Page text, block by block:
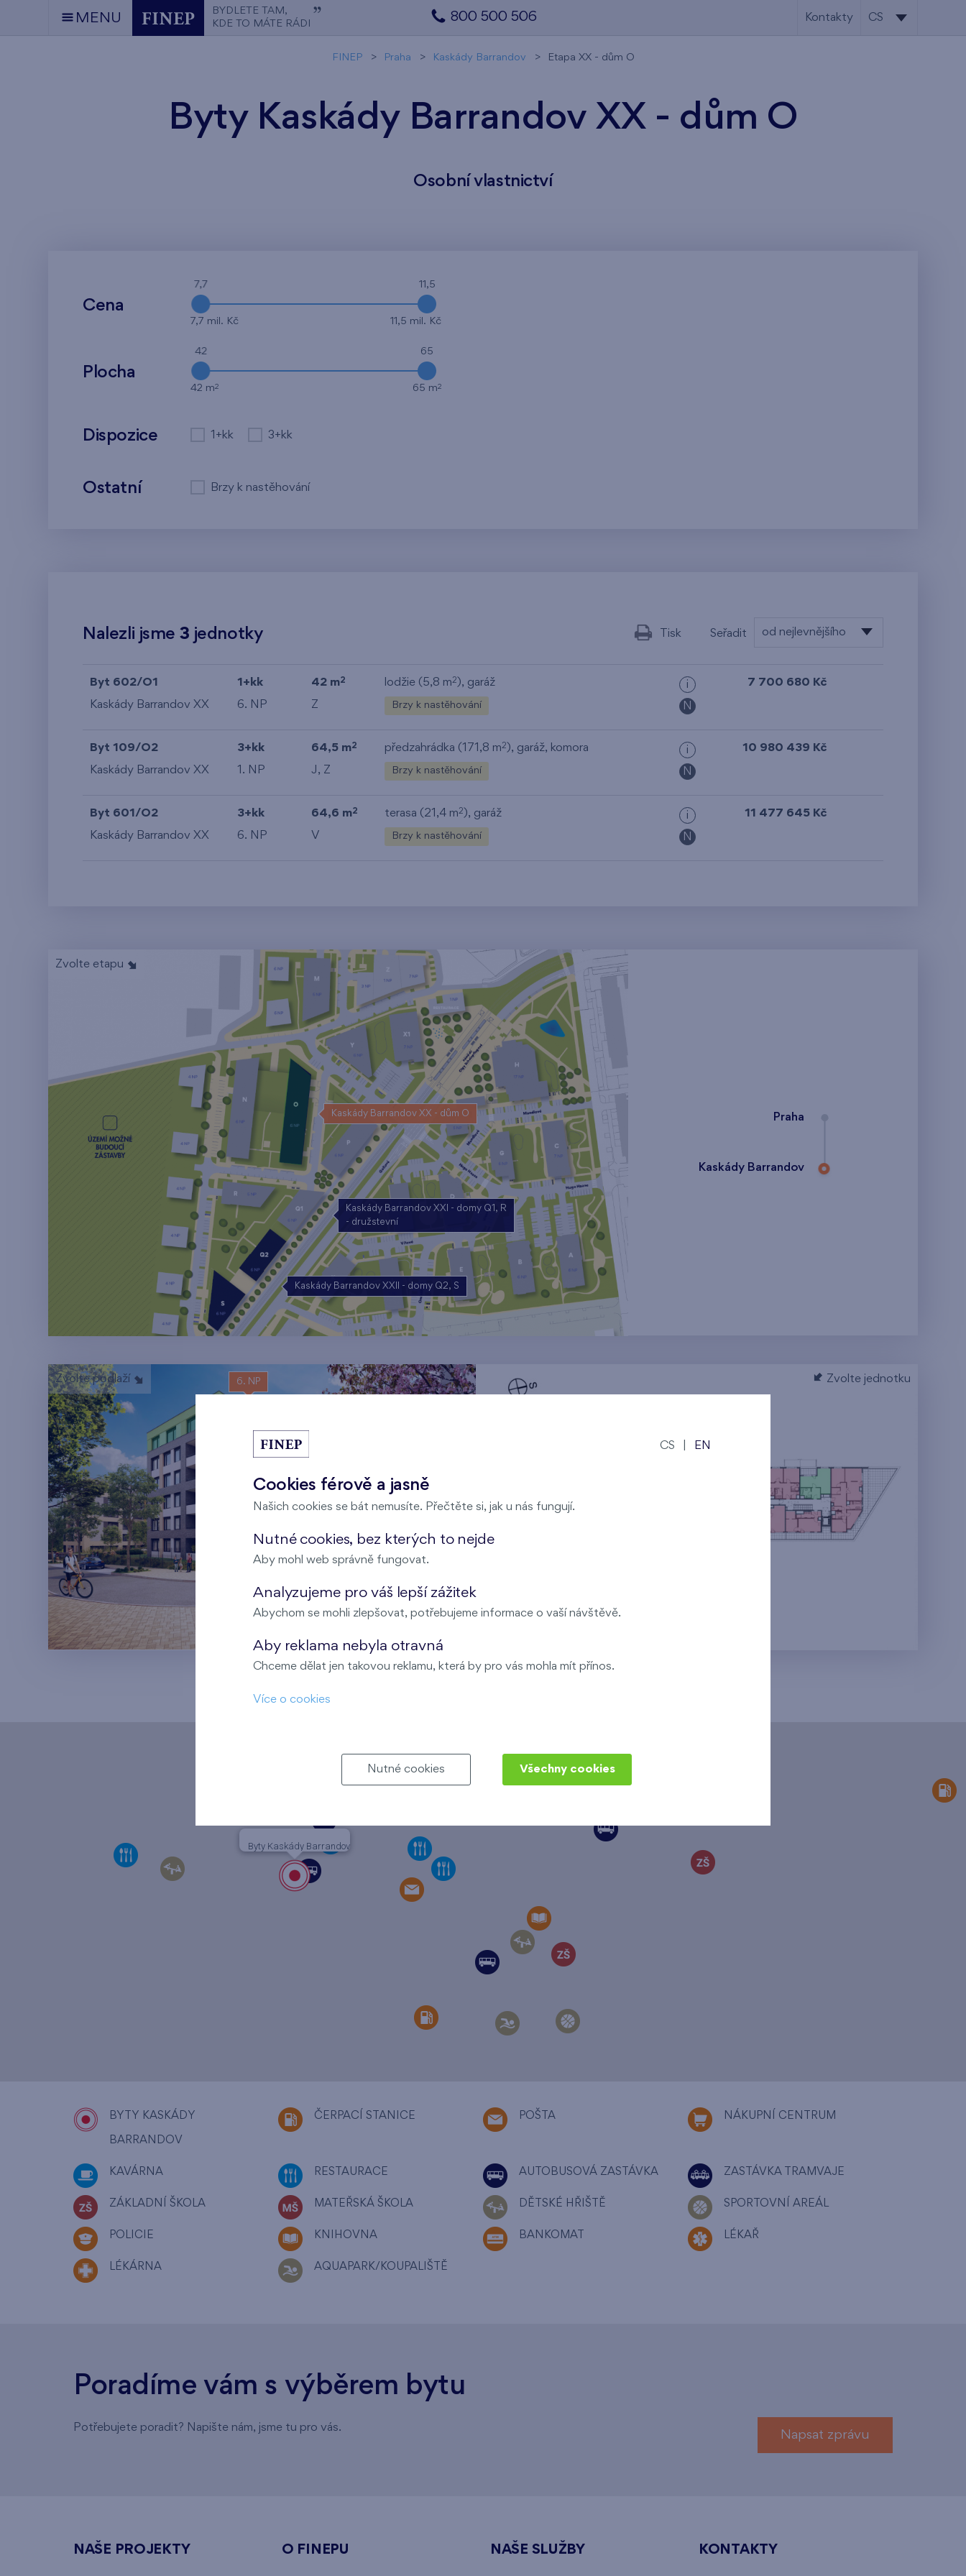
MENU
BYDLETE TAM,
KDE TO MÁTE RÁDI
800 500 506 Kontakty CS
FINEP Praha Kaskády Barrandov Etapa XX - dům O
Byty Kaskády Barrandov XX - dům O
Osobní vlastnictví
Cena
7,7 11,5
7,7 mil. Kč 11,5 mil. Kč
Plocha
42 65
42 m2 65 m2
Dispozice 1+kk 3+kk
Ostatní Brzy k nastěhování
Nalezli jsme 3 jednotky Tisk Seřadit od nejlevnějšího
od největší plochy
dispozice
Byt 602/O1 1+kk 42 m2 lodžie (5,8 m2 ), garáž
Kaskády Barrandov XX 6. NP Z Brzy k nastěhování
i
N
7 700 680 Kč
Byt 109/O2 3+kk 64,5 m2 předzahrádka (171,8 m2 ), garáž, komora
Kaskády Barrandov XX 1. NP J, Z Brzy k nastěhování
i
N
10 980 439 Kč
Byt 601/O2 3+kk 64,6 m2 terasa (21,4 m2 ), garáž
Kaskády Barrandov XX 6. NP V Brzy k nastěhování
i
N
11 477 645 Kč
Zvolte etapu
Kaskády Barrandov XX - dům O
Kaskády Barrandov XXI - domy Q1, R
- družstevní
Kaskády Barrandov XXII - domy Q2, S
Praha
Kaskády Barrandov
Zvolte podlaží 6. NP Zvolte jednotku
Byty Kaskády Barrandov
BYTY KASKÁDY
BARRANDOV
ČERPACÍ STANICE POŠTA NÁKUPNÍ CENTRUM
KAVÁRNA RESTAURACE AUTOBUSOVÁ ZASTÁVKA ZASTÁVKA TRAMVAJE
ZÁKLADNÍ ŠKOLA MATEŘSKÁ ŠKOLA DĚTSKÉ HŘIŠTĚ SPORTOVNÍ AREÁL
POLICIE KNIHOVNA BANKOMAT LÉKAŘ
LÉKÁRNA AQUAPARK/KOUPALIŠTĚ
Poradíme vám s výběrem bytu
Potřebujete poradit? Napište nám, jsme tu pro vás.
Napsat zprávu
NAŠE PROJEKTY O FINEPU NAŠE SLUŽBY KONTAKTY
CS EN
Cookies férově a jasně
Našich cookies se bát nemusíte. Přečtěte si, jak u nás fungují.
Nutné cookies, bez kterých to nejde
Aby mohl web správně fungovat.
Analyzujeme pro váš lepší zážitek
Abychom se mohli zlepšovat, potřebujeme informace o vaší návštěvě.
Aby reklama nebyla otravná
Chceme dělat jen takovou reklamu, která by pro vás mohla mít přínos.
Více o cookies
Nutné cookies Všechny cookies